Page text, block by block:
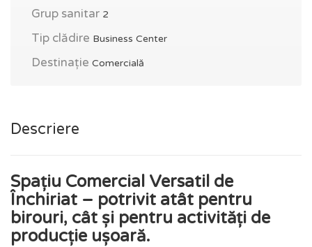
Grup sanitar 2
Tip clădire Business Center
Destinație Comercială
Descriere
Spațiu Comercial Versatil de
Închiriat – potrivit atât pentru
birouri, cât și pentru activități de
producție ușoară.